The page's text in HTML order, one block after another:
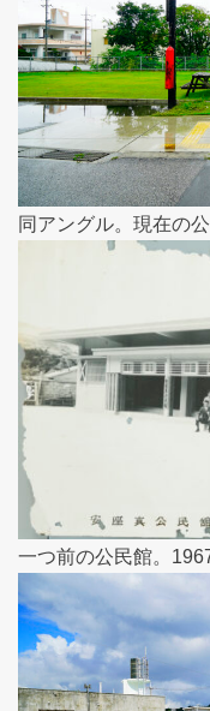
同アングル。現在の
一つ前の公民館。